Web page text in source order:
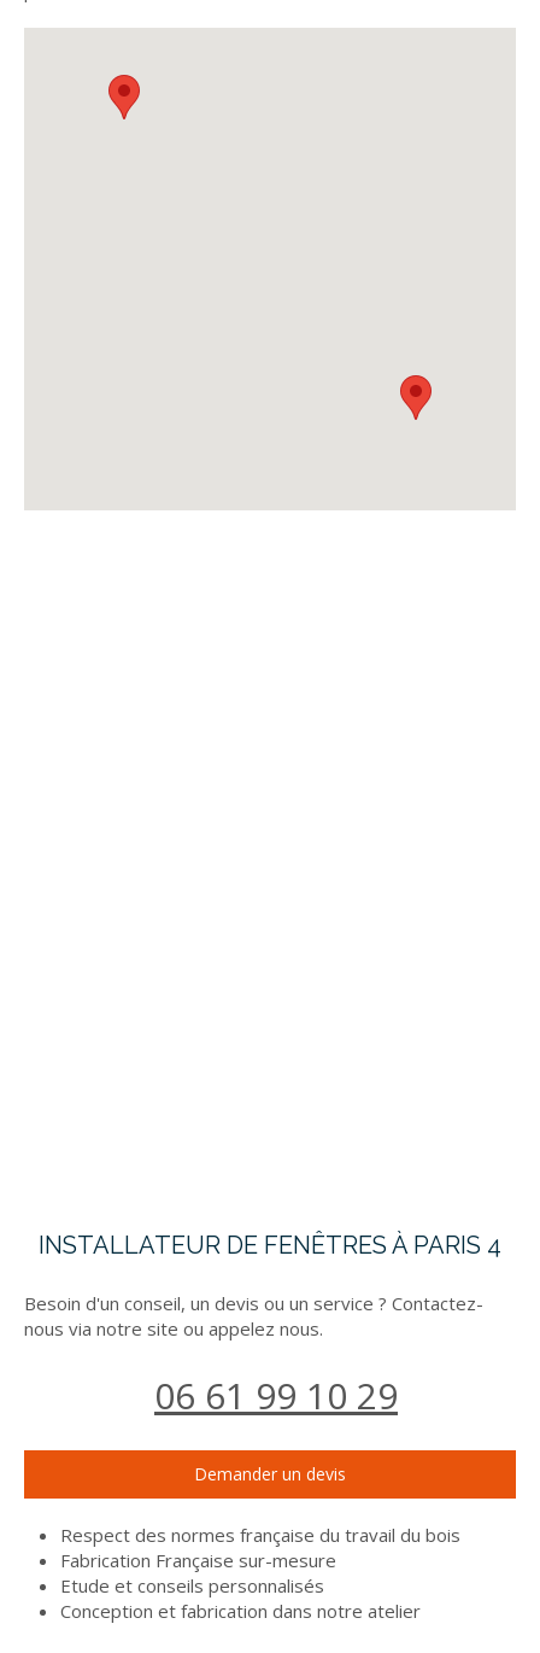
INSTALLATEUR DE FENÊTRES À PARIS 4
Besoin d'un conseil, un devis ou un service ? Contactez-
nous via notre site ou appelez nous.
06 61 99 10 29
Demander un devis
Respect des normes française du travail du bois
Fabrication Française sur-mesure
Etude et conseils personnalisés
Conception et fabrication dans notre atelier